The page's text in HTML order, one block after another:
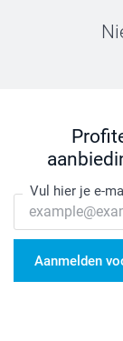
Vul hier je e-
Aanmelden